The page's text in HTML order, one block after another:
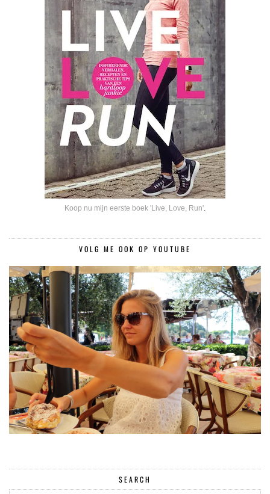
Koop nu mijn eerste boek 'Live, Love, Run'.
VOLG ME OOK OP YOUTUBE
SEARCH